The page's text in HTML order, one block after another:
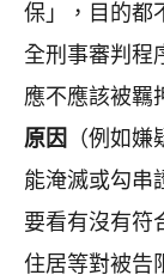
保」，目的都
全刑事審判程
應不應該被羈
原因 （例如
能淹滅或勾串
要看有沒有符
住居等對被告